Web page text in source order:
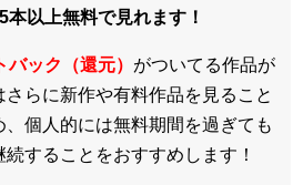
以上無料で見れます！
ック（還元） がついてる作品が
らに新作や有料作品を見ること
個人的には無料期間を過ぎても
することをおすすめします！